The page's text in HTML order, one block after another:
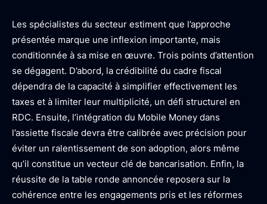
Les spécialistes du secteur estiment que l’approche
présentée marque une inflexion importante, mais
conditionnée à sa mise en œuvre. Trois points d’attention
se dégagent. D’abord, la crédibilité du cadre fiscal
dépendra de la capacité à simplifier effectivement les
taxes et à limiter leur multiplicité, un défi structurel en
RDC. Ensuite, l’intégration du Mobile Money dans
l’assiette fiscale devra être calibrée avec précision pour
éviter un ralentissement de son adoption, alors même
qu’il constitue un vecteur clé de bancarisation. Enfin, la
réussite de la table ronde annoncée reposera sur la
cohérence entre les engagements pris et les réformes